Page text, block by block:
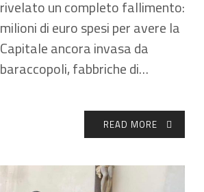
rivelato un completo fallimento:
milioni di euro spesi per avere la
Capitale ancora invasa da
baraccopoli, fabbriche di…
READ MORE